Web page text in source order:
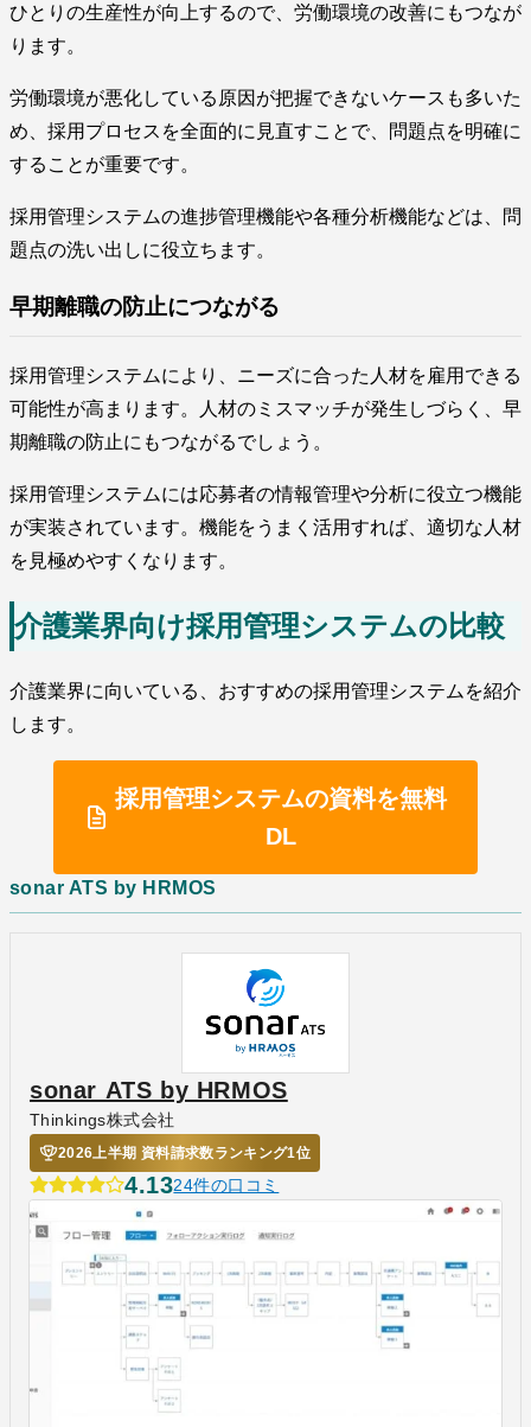
ひとりの生産性が向上するので、労働環境の改善にもつなが
ります。
労働環境が悪化している原因が把握できないケースも多いた
め、採用プロセスを全面的に見直すことで、問題点を明確に
することが重要です。
採用管理システムの進捗管理機能や各種分析機能などは、問
題点の洗い出しに役立ちます。
早期離職の防止につながる
採用管理システムにより、ニーズに合った人材を雇用できる
可能性が高まります。人材のミスマッチが発生しづらく、早
期離職の防止にもつながるでしょう。
採用管理システムには応募者の情報管理や分析に役立つ機能
が実装されています。機能をうまく活用すれば、適切な人材
を見極めやすくなります。
介護業界向け採用管理システムの比較
介護業界に向いている、おすすめの採用管理システムを紹介
します。
採用管理システムの資料を無料
DL
sonar ATS by HRMOS
sonar ATS by HRMOS
Thinkings株式会社
2026上半期 資料請求数ランキング1位
4.1324件の口コミ